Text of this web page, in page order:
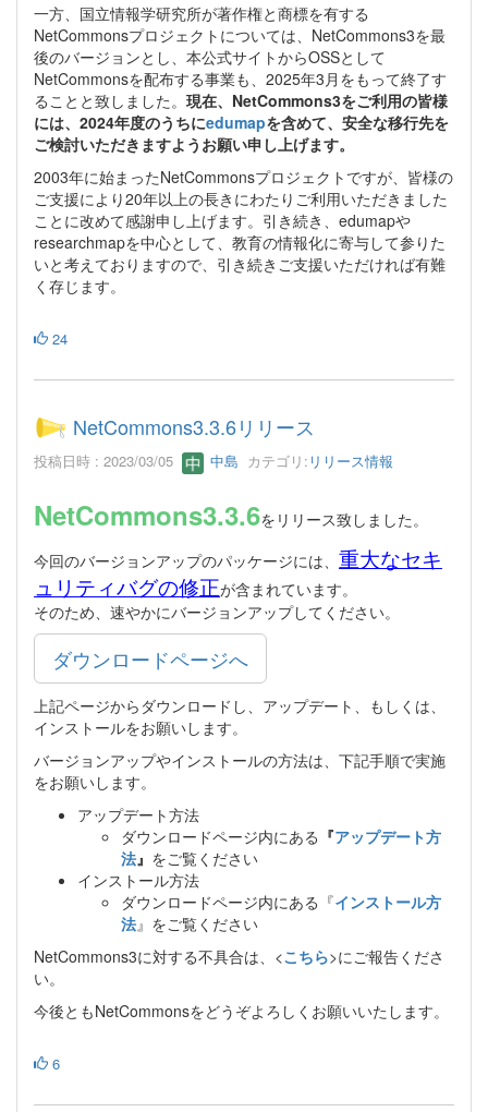
一方、国立情報学研究所が著作権と商標を有する
NetCommonsプロジェクトについては、NetCommons3を最
後のバージョンとし、本公式サイトからOSSとして
NetCommonsを配布する事業も、2025年3月をもって終了す
ることと致しました。 現在、NetCommons3をご利用の皆様
には、2024年度のうちにedumapを含めて、安全な移行先を
ご検討いただきますようお願い申し上げます。
2003年に始まったNetCommonsプロジェクトですが、皆様の
ご支援により20年以上の長きにわたりご利用いただきました
ことに改めて感謝申し上げます。引き続き、edumapや
researchmapを中心として、教育の情報化に寄与して参りた
いと考えておりますので、引き続きご支援いただければ有難
く存じます。
24
NetCommons3.3.6リリース
投稿日時 : 2023/03/05 中島 カテゴリ: リリース情報
NetCommons3.3.6をリリース致しました。
今回のバージョンアップのパッケージには、 重大なセキ
ュリティバグの修正が含まれています。
そのため、速やかにバージョンアップしてください。
ダウンロードページへ
上記ページからダウンロードし、アップデート、もしくは、
インストールをお願いします。
バージョンアップやインストールの方法は、下記手順で実施
をお願いします。
アップデート方法
ダウンロードページ内にある 『アップデート方
法』 をご覧ください
インストール方法
ダウンロードページ内にある『インストール方
法』をご覧ください
NetCommons3に対する不具合は、<こちら>にご報告くださ
い。
今後ともNetCommonsをどうぞよろしくお願いいたします。
6